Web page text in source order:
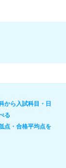
から入試科目・日
る
点・合格平均点を